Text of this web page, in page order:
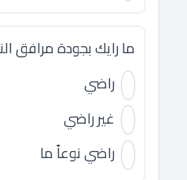
ما رايك بجودة مرافق
راضي
غير راضي
راضي نوعاً ما